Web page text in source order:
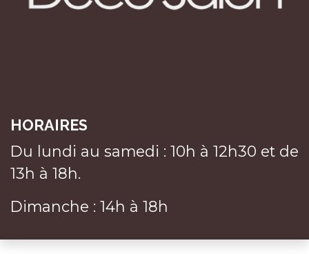
HORAIRES
Du lundi au samedi : 10h à 12h30 et de
13h à 18h.
Dimanche : 14h à 18h